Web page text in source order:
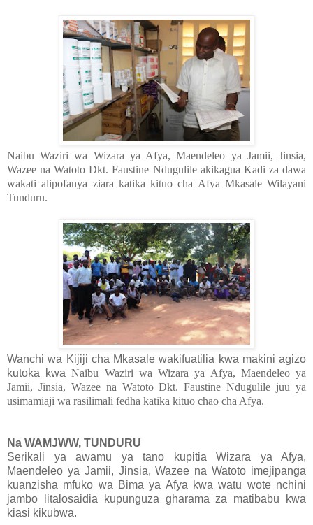
Naibu Waziri wa Wizara ya Afya, Maendeleo ya Jamii, Jinsia,
Wazee na Watoto Dkt. Faustine Ndugulile akikagua Kadi za dawa
wakati alipofanya ziara katika kituo cha Afya Mkasale Wilayani
Tunduru.
Wanchi wa Kijiji cha Mkasale wakifuatilia kwa makini agizo
kutoka kwaNaibu Waziri wa Wizara ya Afya, Maendeleo ya
Jamii, Jinsia, Wazee na Watoto Dkt. Faustine Ndugulile juu ya
usimamiaji wa rasilimali fedha katika kituo chao cha Afya.
Na WAMJWW, TUNDURU
Serikali ya awamu ya tano kupitia Wizara ya Afya,
Maendeleo ya Jamii, Jinsia, Wazee na Watoto imejipanga
kuanzisha mfuko wa Bima ya Afya kwa watu wote nchini
jambo litalosaidia kupunguza gharama za matibabu kwa
kiasi kikubwa.